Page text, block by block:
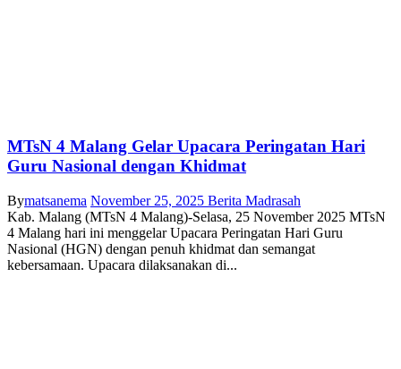
MTsN 4 Malang Gelar Upacara Peringatan Hari
Guru Nasional dengan Khidmat
Bymatsanema November 25, 2025 Berita Madrasah
Kab. Malang (MTsN 4 Malang)-Selasa, 25 November 2025 MTsN
4 Malang hari ini menggelar Upacara Peringatan Hari Guru
Nasional (HGN) dengan penuh khidmat dan semangat
kebersamaan. Upacara dilaksanakan di...